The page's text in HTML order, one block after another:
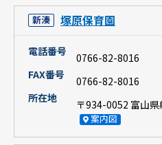
新湊 塚原保育園
電話番号
0766-82-8016
FAX番号
0766-82-8016
所在地
〒934-0052 富山
案内図